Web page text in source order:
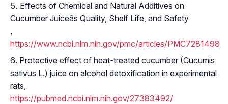
Effects of Chemical and Natural Additives on
Cucumber Juiceâs Quality, Shelf Life, and Safety
,
https://www.ncbi.nlm.nih.gov/pmc/articles/PMC7281498/
Protective effect of heat-treated cucumber (Cucumis
sativus L.) juice on alcohol detoxification in experimental
rats,
https://pubmed.ncbi.nlm.nih.gov/27383492/